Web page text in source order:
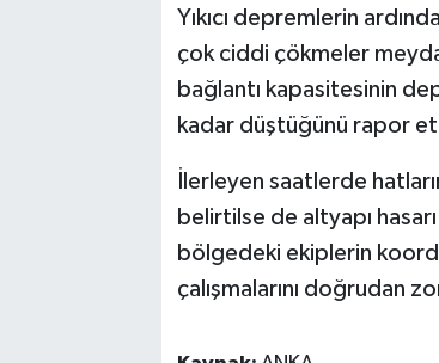
Yıkıcı depremlerin
çok ciddi çökmeler
bağlantı kapasitesinin
kadar düştüğünü rapor
İlerleyen saatlerde
belirtilse de altyapı
bölgedeki ekiplerin
çalışmalarını doğrudan